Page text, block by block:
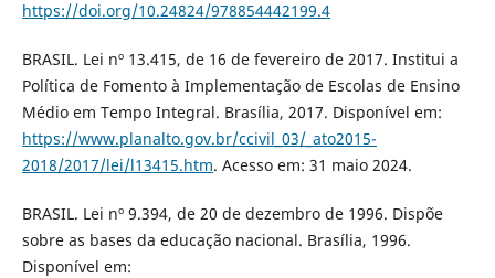
https://doi.org/10.24824/978854442199.4
BRASIL. Lei nº 13.415, de 16 de fevereiro de 2017. Institui a
Política de Fomento à Implementação de Escolas de Ensino
Médio em Tempo Integral. Brasília, 2017. Disponível em:
https://www.planalto.gov.br/ccivil_03/_ato2015-
2018/2017/lei/l13415.htm. Acesso em: 31 maio 2024.
BRASIL. Lei nº 9.394, de 20 de dezembro de 1996. Dispõe
sobre as bases da educação nacional. Brasília, 1996.
Disponível em: